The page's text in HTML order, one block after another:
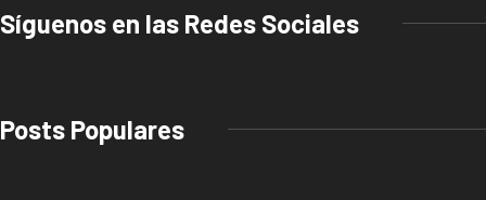
Síguenos en las Redes Sociales
Posts Populares